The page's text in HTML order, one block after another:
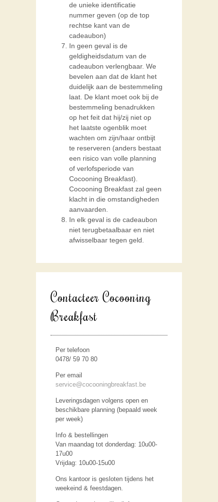
de unieke identificatie
nummer geven (op de top
rechtse kant van de
cadeaubon)
In geen geval is de
geldigheidsdatum van de
cadeaubon verlengbaar. We
bevelen aan dat de klant het
duidelijk aan de bestemmeling
laat. De klant moet ook bij de
bestemmeling benadrukken
op het feit dat hij/zij niet op
het laatste ogenblik moet
wachten om zijn/haar ontbijt
te reserveren (anders bestaat
een risico van volle planning
of verlofsperiode van
Cocooning Breakfast).
Cocooning Breakfast zal geen
klacht in die omstandigheden
aanvaarden.
In elk geval is de cadeaubon
niet terugbetaalbaar en niet
afwisselbaar tegen geld.
Contacteer Cocooning
Breakfast
Per telefoon
0478/ 59 70 80
Per email
service@cocooningbreakfast.be
Leveringsdagen volgens open en
beschikbare planning (bepaald week
per week)
Info & bestellingen
Van maandag tot donderdag: 10u00-
17u00
Vrijdag: 10u00-15u00
Ons kantoor is gesloten tijdens het
weekeind & feestdagen.